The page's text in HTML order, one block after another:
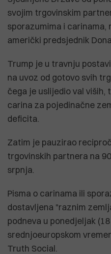
svojim trgovinskim
sporazumima i carinama,
američki predsjednik
Trump je u travnju
na uvoz od gotovo svih
čega je uslijedio val viših,
carina za pojedinačne
deficita.
Zatim je pauzirao
trgovinskih partnera na
srpnja.
Pisma o carinama ili
dostavljena "raznim
podneva u ponedjeljak
srednjoeuropskom
Truth Social.